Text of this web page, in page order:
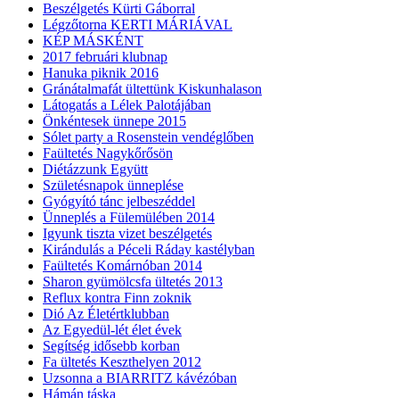
Beszélgetés Kürti Gáborral
Légzőtorna KERTI MÁRIÁVAL
KÉP MÁSKÉNT
2017 februári klubnap
Hanuka piknik 2016
Gránátalmafát ültettünk Kiskunhalason
Látogatás a Lélek Palotájában
Önkéntesek ünnepe 2015
Sólet party a Rosenstein vendéglőben
Faültetés Nagykőrősön
Diétázzunk Együtt
Születésnapok ünneplése
Gyógyító tánc jelbeszéddel
Ünneplés a Fülemülében 2014
Igyunk tiszta vizet beszélgetés
Kirándulás a Péceli Ráday kastélyban
Faültetés Komárnóban 2014
Sharon gyümölcsfa ültetés 2013
Reflux kontra Finn zoknik
Dió Az Életértklubban
Az Egyedül-lét élet évek
Segítség idősebb korban
Fa ültetés Keszthelyen 2012
Uzsonna a BIARRITZ kávézóban
Hámán táska